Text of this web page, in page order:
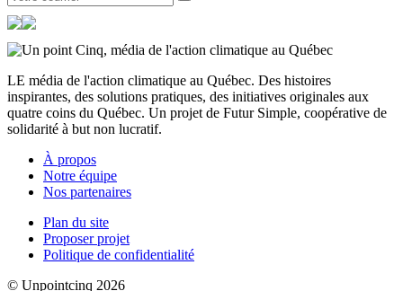
LE média de l'action climatique au Québec. Des histoires
inspirantes, des solutions pratiques, des initiatives originales aux
quatre coins du Québec. Un projet de Futur Simple, coopérative de
solidarité à but non lucratif.
À propos
Notre équipe
Nos partenaires
Plan du site
Proposer projet
Politique de confidentialité
© Unpointcinq 2026